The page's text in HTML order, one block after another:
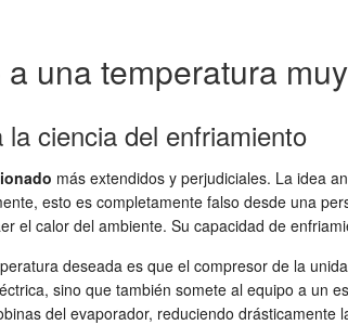
una temperatura
ciencia del enfriamiento
más extendidos y perjudiciales. La idea
esto es completamente falso desde una
el calor del ambiente. Su capacidad de
deseada es que el compresor de la
sino que también somete al equipo a un
del evaporador, reduciendo